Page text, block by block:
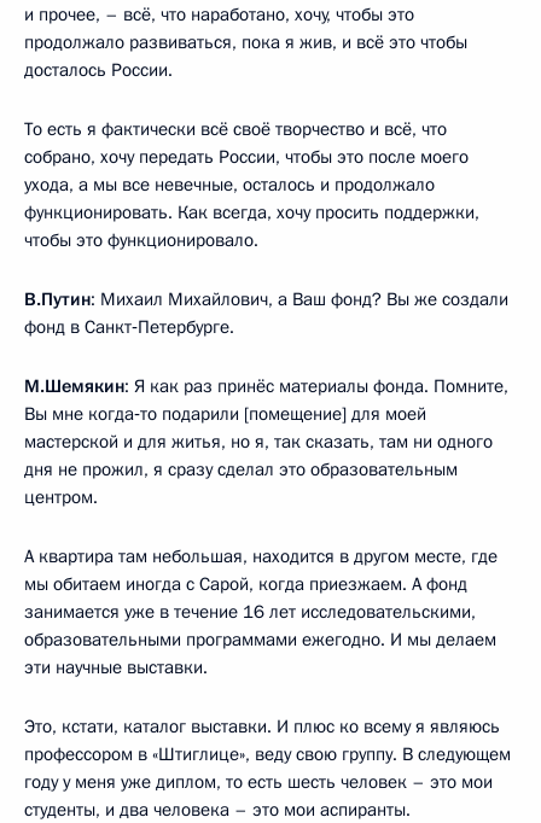
и прочее, – всё, что наработано, хочу, чтобы это
продолжало развиваться, пока я жив, и всё это чтобы
досталось России.
То есть я фактически всё своё творчество и всё, что
собрано, хочу передать России, чтобы это после моего
ухода, а мы все невечные, осталось и продолжало
функционировать. Как всегда, хочу просить поддержки,
чтобы это функционировало.
В.Путин: Михаил Михайлович, а Ваш фонд? Вы же создали
фонд в Санкт‑Петербурге.
М.Шемякин: Я как раз принёс материалы фонда. Помните,
Вы мне когда‑то подарили [помещение] для моей
мастерской и для житья, но я, так сказать, там ни одного
дня не прожил, я сразу сделал это образовательным
центром.
А квартира там небольшая, находится в другом месте, где
мы обитаем иногда с Сарой, когда приезжаем. А фонд
занимается уже в течение 16 лет исследовательскими,
образовательными программами ежегодно. И мы делаем
эти научные выставки.
Это, кстати, каталог выставки. И плюс ко всему я являюсь
профессором в «Штиглице», веду свою группу. В следующем
году у меня уже диплом, то есть шесть человек – это мои
студенты, и два человека – это мои аспиранты.